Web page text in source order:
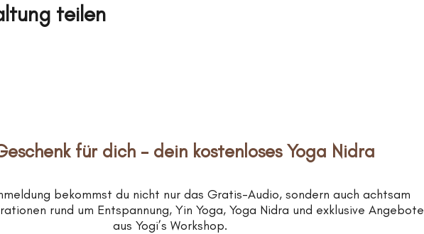
teilen
für dich – dein kostenloses Yoga Nidra
bekommst du nicht nur das Gratis-Audio, sondern auch achtsam
rund um Entspannung, Yin Yoga, Yoga Nidra und exklusive Angebote
aus Yogi’s Workshop.